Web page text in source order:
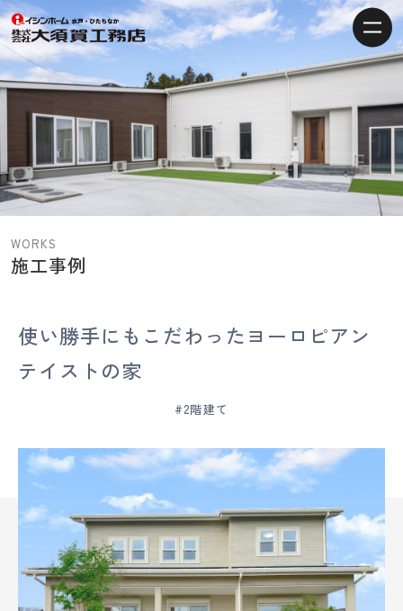
【水
戸・
ひ
な
か
の
文
住
イ
シ
ン
戸・
た
な
WORKS
施工事例
使い勝手にもこだわったヨーロピアン
テイストの家
#2階建て